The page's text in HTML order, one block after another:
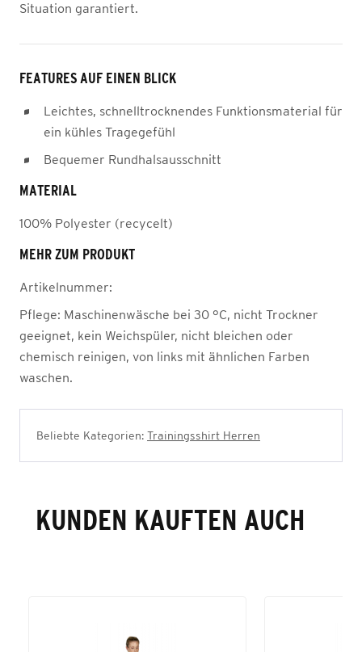
Situation garantiert.
FEATURES AUF EINEN BLICK
Leichtes, schnelltrocknendes Funktionsmaterial für
ein kühles Tragegefühl
Bequemer Rundhalsausschnitt
MATERIAL
100% Polyester (recycelt)
MEHR ZUM PRODUKT
Artikelnummer:
Pflege: Maschinenwäsche bei 30 °C, nicht Trockner
geeignet, kein Weichspüler, nicht bleichen oder
chemisch reinigen, von links mit ähnlichen Farben
waschen.
Beliebte Kategorien: Trainingsshirt Herren
KUNDEN KAUFTEN AUCH